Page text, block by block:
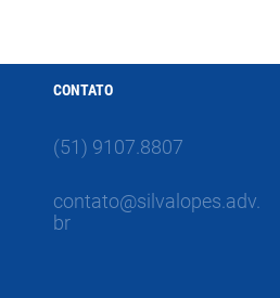
CONTATO
(51) 9107.8807
contato@silvalopes.adv.
br